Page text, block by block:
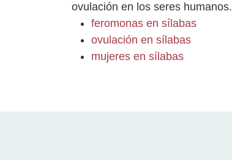
ovulación en los seres humanos.
feromonas en sílabas
ovulación en sílabas
mujeres en sílabas